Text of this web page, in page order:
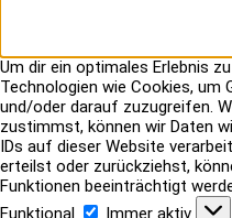
Um dir ein optimales Erlebnis
Technologien wie Cookies,
und/oder darauf zuzugreifen.
zustimmst, können wir Daten
IDs auf dieser Website
erteilst oder zurückziehst,
Funktionen beeinträchtigt
Funktional
Funktional
Immer aktiv